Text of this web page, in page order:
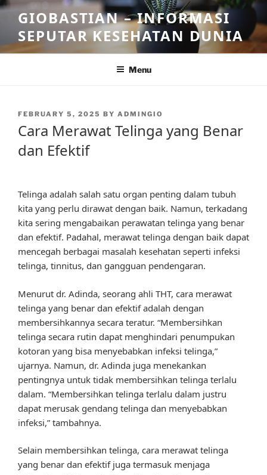
Skip
content
GIOBASTIAN – INFORMASI
SEPUTAR KESEHATAN DUNIA
Menu
POSTED
FEBRUARY 5, 2025 BY ADMINGIO
Cara Merawat Telinga yang Benar
dan Efektif
Telinga adalah salah satu organ penting dalam tubuh
kita yang perlu dirawat dengan baik. Namun, terkadang
kita sering mengabaikan perawatan telinga yang benar
dan efektif. Padahal, merawat telinga dengan baik dapat
mencegah berbagai masalah kesehatan seperti infeksi
telinga, tinnitus, dan gangguan pendengaran.
Menurut dr. Adinda, seorang ahli THT, cara merawat
telinga yang benar dan efektif adalah dengan
membersihkannya secara teratur. “Membersihkan
telinga secara rutin dapat menghindari penumpukan
kotoran yang bisa menyebabkan infeksi telinga,”
ujarnya. Namun, dr. Adinda juga menekankan
pentingnya untuk tidak membersihkan telinga terlalu
dalam. “Membersihkan telinga terlalu dalam justru
dapat merusak gendang telinga dan menyebabkan
infeksi,” tambahnya.
Selain membersihkan telinga, cara merawat telinga
yang benar dan efektif juga termasuk menjaga